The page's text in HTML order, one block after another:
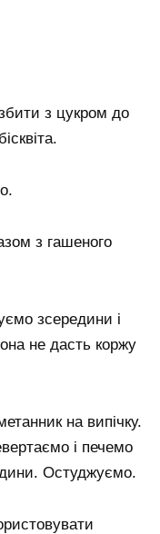
з цукром до
з гашеного
зсередини і
не дасть коржу
на випічку.
і печемо
Остуджуємо.